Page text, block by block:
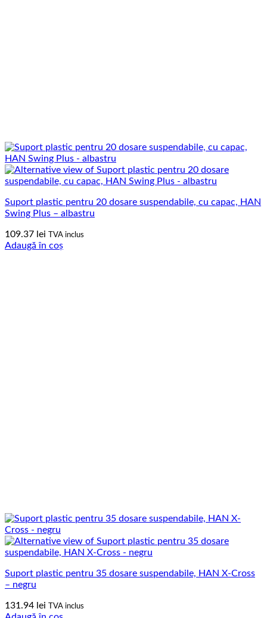
Suport plastic pentru 20 dosare suspendabile, cu capac, HAN
Swing Plus – albastru
109.37 lei TVA inclus
Adaugă în coș
Suport plastic pentru 35 dosare suspendabile, HAN X-Cross
– negru
131.94 lei TVA inclus